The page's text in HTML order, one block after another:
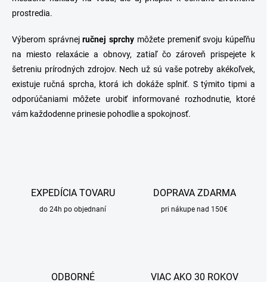
prostredia.
Výberom správnejručnej sprchy môžete premeniť svoju kúpeľňu
na miesto relaxácie a obnovy, zatiaľ čo zároveň prispejete k
šetreniu prírodných zdrojov. Nech už sú vaše potreby akékoľvek,
existuje ručná sprcha, ktorá ich dokáže splniť. S týmito tipmi a
odporúčaniami môžete urobiť informované rozhodnutie, ktoré
vám každodenne prinesie pohodlie a spokojnosť.
EXPEDÍCIA TOVARU
do 24h po objednaní
DOPRAVA ZDARMA
pri nákupe nad 150€
ODBORNÉ
VIAC AKO 30 ROKOV